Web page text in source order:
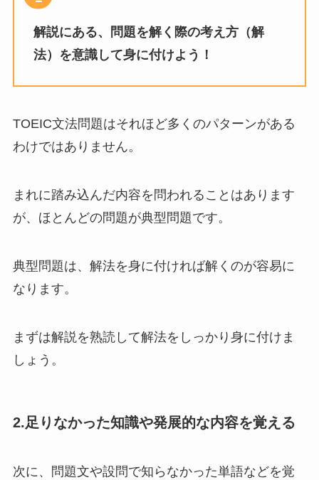
解説にある、問題を解く際の考え方（解
法）を意識して身に付けよう！
TOEIC文法問題はそれほど多くのパターンがある
わけではありません。
まれに踏み込んだ内容を問われることはあります
が、ほとんどの問題が典型問題です。
典型問題は、解法を身に付ければ解くのが容易に
なります。
まずは解説を熟読して解法をしっかり身に付けま
しょう。
2.足りなかった知識や発展的な内容を覚える
次に、問題文や設問で知らなかった単語などを覚